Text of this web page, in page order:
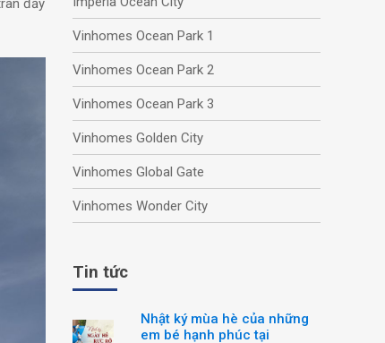
Vinhomes Ocean Park 1
Vinhomes Ocean Park 2
Vinhomes Ocean Park 3
Vinhomes Golden City
Vinhomes Global Gate
Vinhomes Wonder City
Tin tức
Nhật ký mùa hè của những
em bé hạnh phúc tại